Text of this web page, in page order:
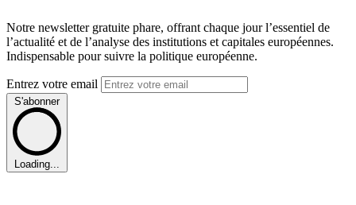
Notre newsletter gratuite phare, offrant chaque jour l’essentiel de
l’actualité et de l’analyse des institutions et capitales européennes.
Indispensable pour suivre la politique européenne.
Entrez votre email
S'abonner
Loading...